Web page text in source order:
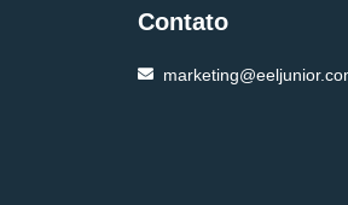
Contato